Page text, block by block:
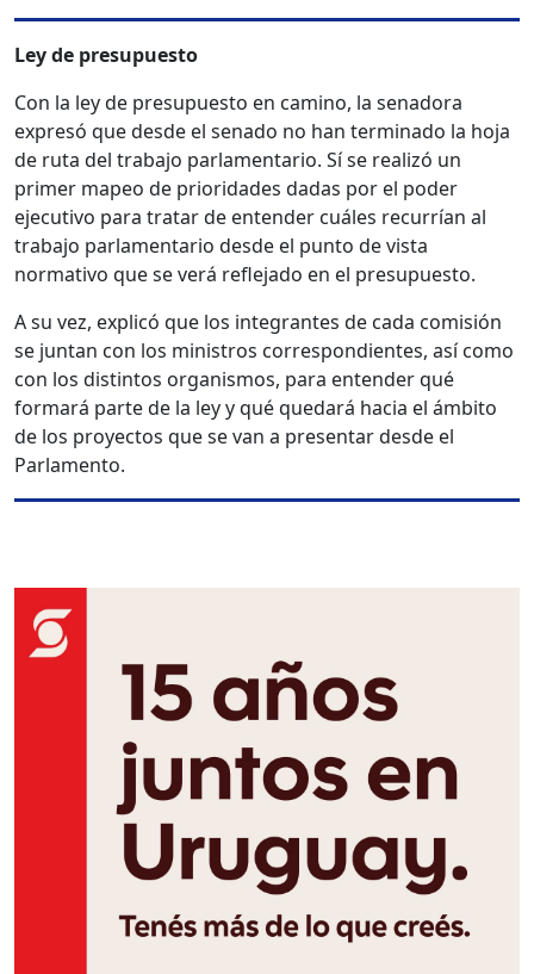
Ley de presupuesto
Con la ley de presupuesto en camino, la senadora
expresó que desde el senado no han terminado la hoja
de ruta del trabajo parlamentario. Sí se realizó un
primer mapeo de prioridades dadas por el poder
ejecutivo para tratar de entender cuáles recurrían al
trabajo parlamentario desde el punto de vista
normativo que se verá reflejado en el presupuesto.
A su vez, explicó que los integrantes de cada comisión
se juntan con los ministros correspondientes, así como
con los distintos organismos, para entender qué
formará parte de la ley y qué quedará hacia el ámbito
de los proyectos que se van a presentar desde el
Parlamento.